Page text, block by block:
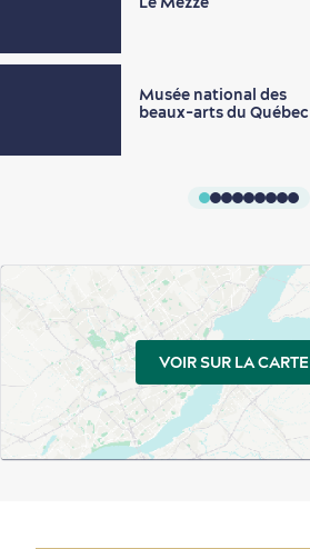
Musée national des
beaux-arts du Québec
VOIR SUR LA CARTE